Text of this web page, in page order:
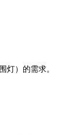
灯）的需求。